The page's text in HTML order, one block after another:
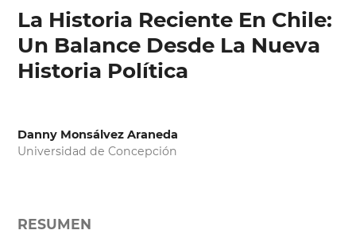
La Historia Reciente En Chile:
Un Balance Desde La Nueva
Historia Política
Danny Monsálvez Araneda
Universidad de Concepción
RESUMEN